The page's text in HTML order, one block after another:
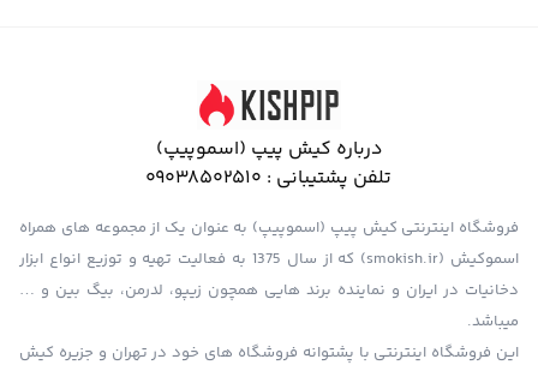
درباره کیش پیپ (اسموپیپ)
تلفن پشتیبانی : 09038502510
فروشگاه اینترنتی کیش پیپ (اسموپیپ) به عنوان یک از مجموعه های همراه
اسموکیش (smokish.ir) که از سال 1375 به فعالیت تهیه و توزیع انواع ابزار
دخانیات در ایران و نماینده برند هایی همچون زیپو، لدرمن، بیگ بین و …
میباشد.
این فروشگاه اینترنتی با پشتوانه فروشگاه های خود در تهران و جزیره کیش